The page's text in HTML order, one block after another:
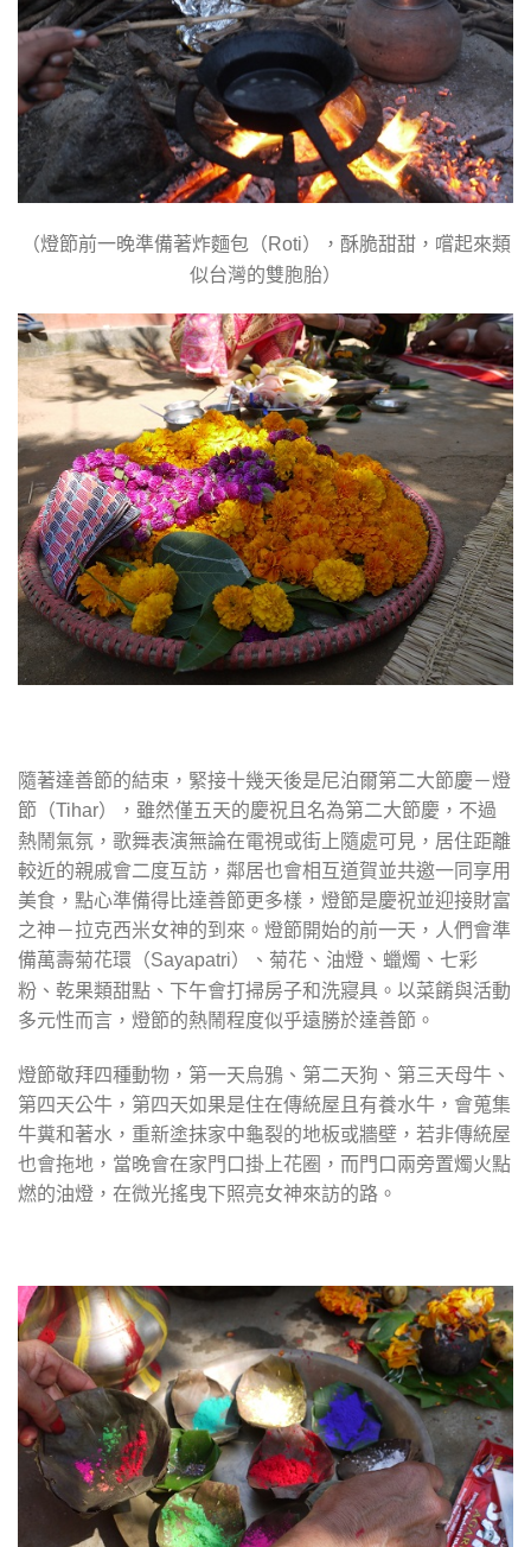
（燈節前一晚準備著炸麵包（Roti），酥脆甜甜，嚐起來類
似台灣的雙胞胎）
隨著達善節的結束，緊接十幾天後是尼泊爾第二大節慶－燈
節（Tihar），雖然僅五天的慶祝且名為第二大節慶，不過
熱鬧氣氛，歌舞表演無論在電視或街上隨處可見，居住距離
較近的親戚會二度互訪，鄰居也會相互道賀並共邀一同享用
美食，點心準備得比達善節更多樣，燈節是慶祝並迎接財富
之神－拉克西米女神的到來。燈節開始的前一天，人們會準
備萬壽菊花環（Sayapatri）、菊花、油燈、蠟燭、七彩
粉、乾果類甜點、下午會打掃房子和洗寢具。以菜餚與活動
多元性而言，燈節的熱鬧程度似乎遠勝於達善節。
燈節敬拜四種動物，第一天烏鴉、第二天狗、第三天母牛、
第四天公牛，第四天如果是住在傳統屋且有養水牛，會蒐集
牛糞和著水，重新塗抹家中龜裂的地板或牆壁，若非傳統屋
也會拖地，當晚會在家門口掛上花圈，而門口兩旁置燭火點
燃的油燈，在微光搖曳下照亮女神來訪的路。